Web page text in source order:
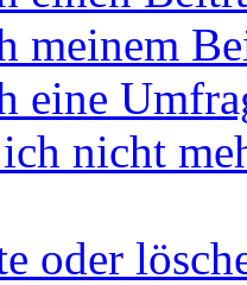
meinem
eine
nicht
oder